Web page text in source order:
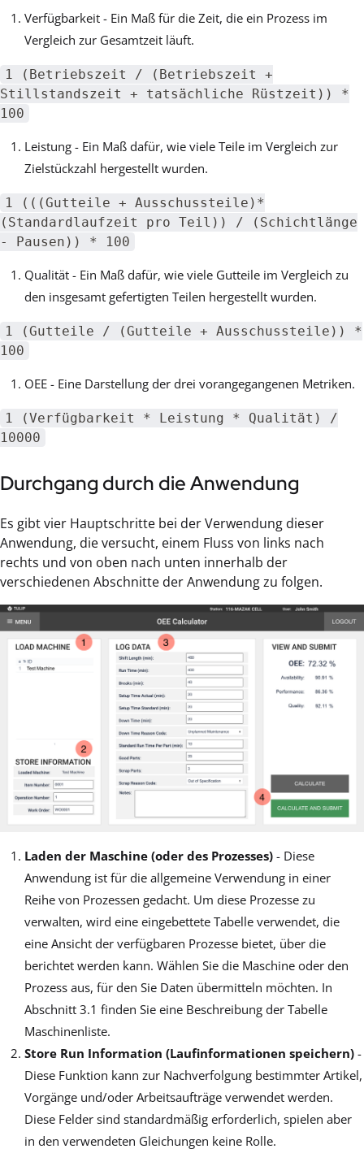
Verfügbarkeit - Ein Maß für die Zeit, die ein Prozess im
Vergleich zur Gesamtzeit läuft.
1 (Betriebszeit / (Betriebszeit +
Stillstandszeit + tatsächliche Rüstzeit)) *
100
Leistung - Ein Maß dafür, wie viele Teile im Vergleich zur
Zielstückzahl hergestellt wurden.
1 (((Gutteile + Ausschussteile)*
(Standardlaufzeit pro Teil)) / (Schichtlänge
- Pausen)) * 100
Qualität - Ein Maß dafür, wie viele Gutteile im Vergleich zu
den insgesamt gefertigten Teilen hergestellt wurden.
1 (Gutteile / (Gutteile + Ausschussteile)) *
100
OEE - Eine Darstellung der drei vorangegangenen Metriken.
1 (Verfügbarkeit * Leistung * Qualität) /
10000
Durchgang durch die Anwendung
Es gibt vier Hauptschritte bei der Verwendung dieser
Anwendung, die versucht, einem Fluss von links nach
rechts und von oben nach unten innerhalb der
verschiedenen Abschnitte der Anwendung zu folgen.
Laden der Maschine (oder des Prozesses) - Diese
Anwendung ist für die allgemeine Verwendung in einer
Reihe von Prozessen gedacht. Um diese Prozesse zu
verwalten, wird eine eingebettete Tabelle verwendet, die
eine Ansicht der verfügbaren Prozesse bietet, über die
berichtet werden kann. Wählen Sie die Maschine oder den
Prozess aus, für den Sie Daten übermitteln möchten. In
Abschnitt 3.1 finden Sie eine Beschreibung der Tabelle
Maschinenliste.
Store Run Information (Laufinformationen speichern) -
Diese Funktion kann zur Nachverfolgung bestimmter Artikel,
Vorgänge und/oder Arbeitsaufträge verwendet werden.
Diese Felder sind standardmäßig erforderlich, spielen aber
in den verwendeten Gleichungen keine Rolle.